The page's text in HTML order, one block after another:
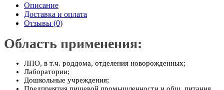
Описание
Доставка и оплата
Отзывы (0)
Область применения:
ЛПО, в т.ч. роддома, отделения новорожденных;
Лаборатории;
Дошкольные учреждения;
Предприятия пищевой промышленности и общ. питания